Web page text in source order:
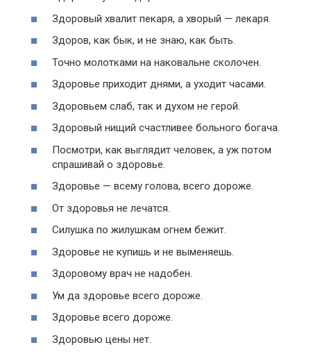
Здоровый хвалит пекаря, а хворый — лекаря.
Здоров, как бык, и не знаю, как быть.
Точно молотками на наковальне сколочен.
Здоровье приходит днями, а уходит часами.
Здоровьем слаб, так и духом не герой.
Здоровый нищий счастливее больного богача.
Посмотри, как выглядит человек, а уж потом
спрашивай о здоровье.
Здоровье — всему голова, всего дороже.
От здоровья не лечатся.
Силушка по жилушкам огнем бежит.
Здоровье не купишь и не выменяешь.
Здоровому врач не надобен.
Ум да здоровье всего дороже.
Здоровье всего дороже.
Здоровью цены нет.